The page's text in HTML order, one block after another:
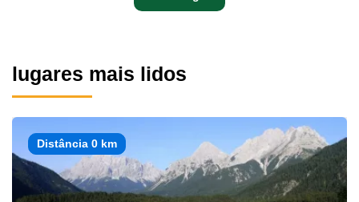
lugares mais lidos
Distância 0 km